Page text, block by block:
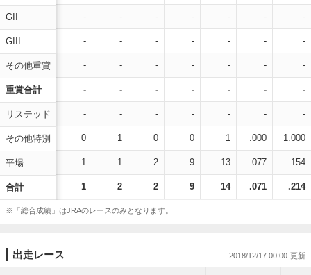
GII
GIII
その他重賞
重賞合計
リステッド
その他特別
平場
合計
- - - - - - -
- - - - - - -
- - - - - - -
- - - - - - -
- - - - - - -
0 1 0 0 1 .000 1.000
1 1 2 9 13 .077 .154
1 2 2 9 14 .071 .214
※「総合成績」はJRAのレースのみとなります。
出走レース 2018/12/17 00:00